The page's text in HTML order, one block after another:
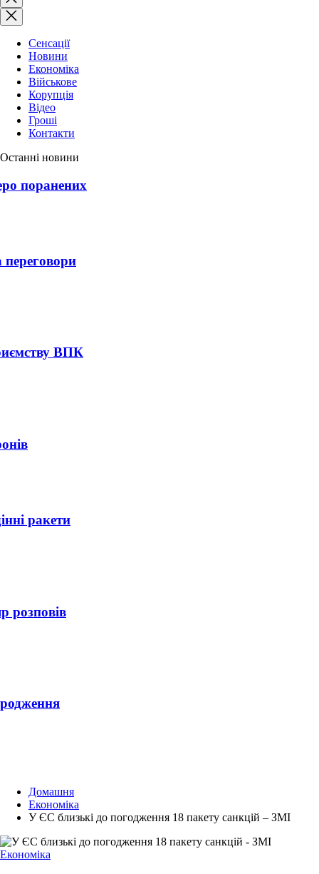
пошук
Сенсації
Новини
Економіка
Військове
Корупція
Відео
Гроші
Контакти
Останні новини
поранених
ВПК
ракети
Домашня
Економіка
У ЄС близькі до погодження 18 пакету санкцій – ЗМІ
Опублікувати
Економіка